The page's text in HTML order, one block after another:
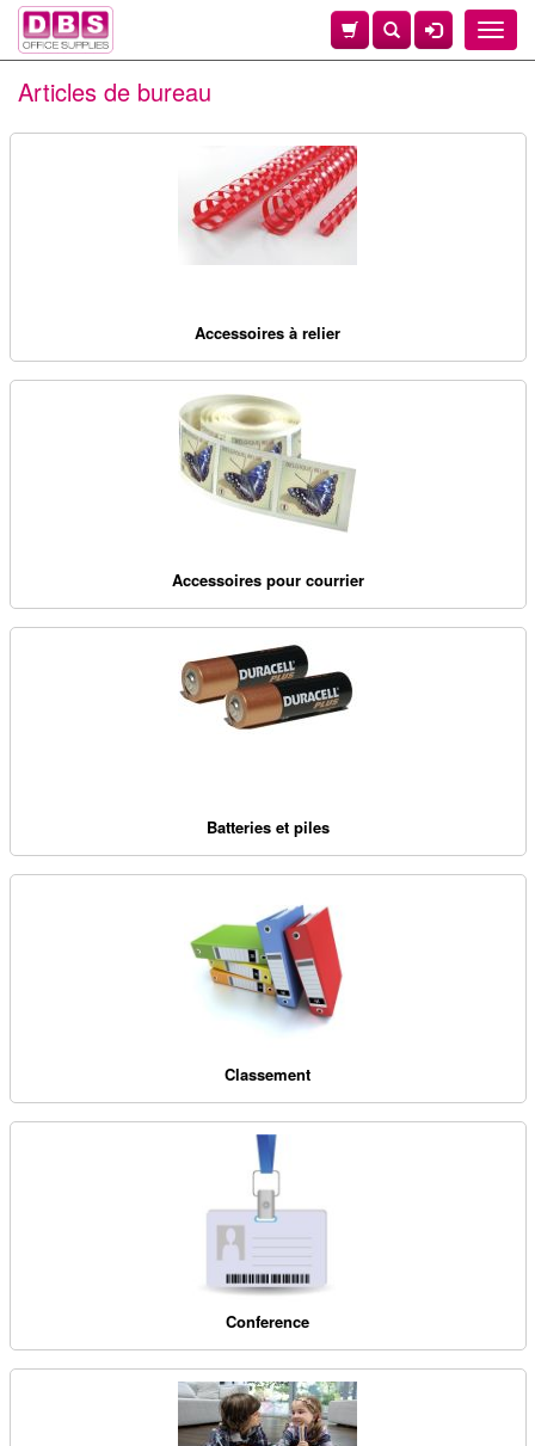
Toggle
Articles de bureau
Accessoires à relier
Accessoires pour courrier
Batteries et piles
Classement
Conference